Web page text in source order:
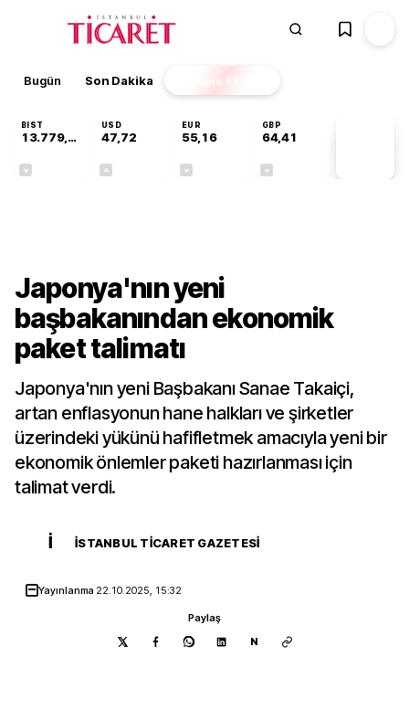
Bugün Son Dakika Finans EKSTRA
BIST
13.779,39
USD
47,72
EUR
55,16
GBP
64,41
Japonya'nın yeni
başbakanından ekonomik
paket talimatı
Japonya'nın yeni Başbakanı Sanae Takaiçi,
artan enflasyonun hane halkları ve şirketler
üzerindeki yükünü hafifletmek amacıyla yeni bir
ekonomik önlemler paketi hazırlanması için
talimat verdi.
İ İSTANBUL TICARET GAZETESI
Yayınlanma 22.10.2025, 15:32
Paylaş
N